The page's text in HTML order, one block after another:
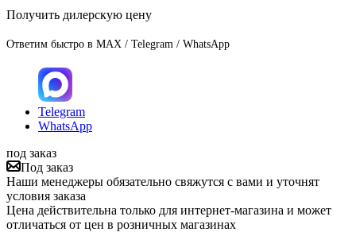
Получить дилерскую цену
Ответим быстро в MAX / Telegram / WhatsApp
Telegram
WhatsApp
под заказ
Под заказ
Наши менеджеры обязательно свяжутся с вами и уточнят
условия заказа
Цена действительна только для интернет-магазина и может
отличаться от цен в розничных магазинах